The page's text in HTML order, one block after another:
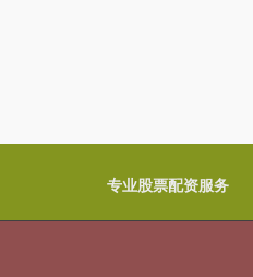
专业股票配资服务